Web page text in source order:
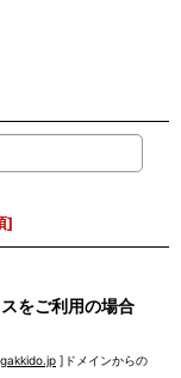
]
をご利用の場合
gakkido.jp ]ドメインからの